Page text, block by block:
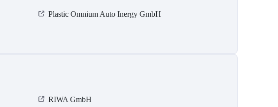
Plastic Omnium Auto Inergy GmbH
RIWA GmbH